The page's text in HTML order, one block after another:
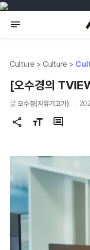
Culture > Culture >
[오수경의
글 오수경(자유기고가)
공
유
기
글
자
기
변
경
댓
글